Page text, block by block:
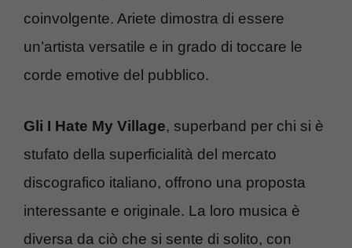
coinvolgente. Ariete dimostra di essere
un’artista versatile e in grado di toccare le
corde emotive del pubblico.
Gli I Hate My Village, superband per chi si è
stufato della superficialità del mercato
discografico italiano, offrono una proposta
interessante e originale. La loro musica è
diversa da ciò che si sente di solito, con